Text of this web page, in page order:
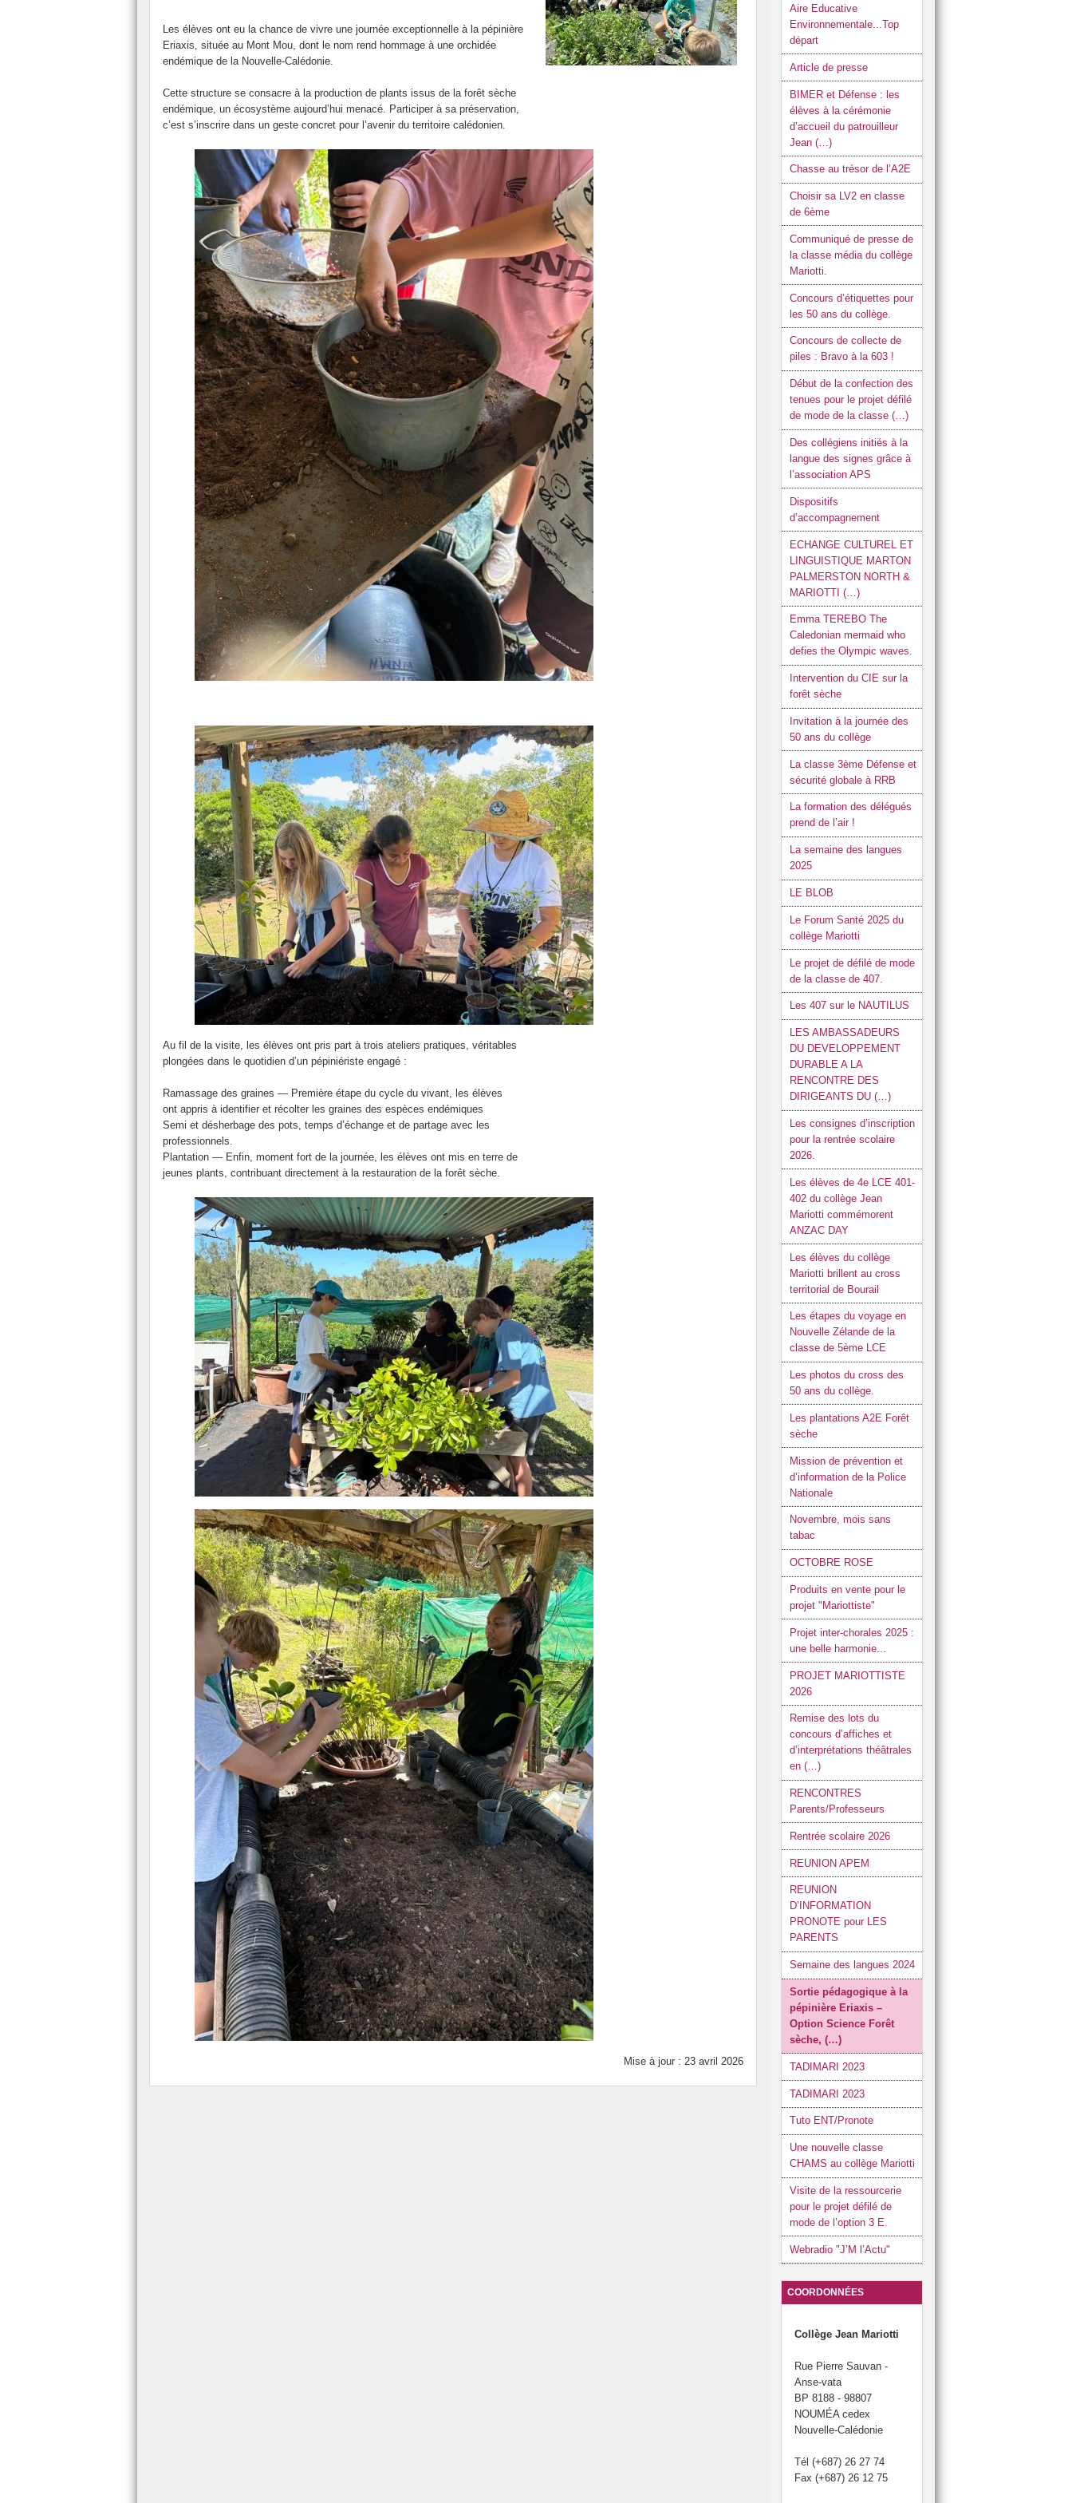
Présentation du secourisme.
L’ASSR
La classe ULIS
L’Assistante Sociale
L’Association Sportive.
Les concours.
La semaine des langues à Mariotti.
Le bal du collège.
Le BIMer.
Le tri des déchets papiers et cartons du collège.
Les ruches du collège Mariotti.
Les journées Jeunesse et Développement Durable (JDD).
Les élèves ont eu la chance de vivre une journée exceptionnelle à la pépinière
Eriaxis, située au Mont Mou, dont le nom rend hommage à une orchidée
endémique de la Nouvelle-Calédonie.
Cette structure se consacre à la production de plants issus de la forêt sèche
endémique, un écosystème aujourd’hui menacé. Participer à sa préservation,
c’est s’inscrire dans un geste concret pour l’avenir du territoire calédonien.
Au fil de la visite, les élèves ont pris part à trois ateliers pratiques, véritables
plongées dans le quotidien d’un pépiniériste engagé :
Ramassage des graines — Première étape du cycle du vivant, les élèves
ont appris à identifier et récolter les graines des espèces endémiques
Semi et désherbage des pots, temps d’échange et de partage avec les
professionnels.
Plantation — Enfin, moment fort de la journée, les élèves ont mis en terre de
jeunes plants, contribuant directement à la restauration de la forêt sèche.
Mise à jour : 23 avril 2026
Aire Educative
Environnementale...Top
départ
Article de presse
BIMER et Défense : les
élèves à la cérémonie
d’accueil du patrouilleur
Jean (…)
Chasse au trésor de l’A2E
Choisir sa LV2 en classe
de 6ème
Communiqué de presse de
la classe média du collège
Mariotti.
Concours d’étiquettes pour
les 50 ans du collège.
Concours de collecte de
piles : Bravo à la 603 !
Début de la confection des
tenues pour le projet défilé
de mode de la classe (…)
Des collégiens initiés à la
langue des signes grâce à
l’association APS
Dispositifs
d’accompagnement
ECHANGE CULTUREL ET
LINGUISTIQUE MARTON
PALMERSTON NORTH &
MARIOTTI (…)
Emma TEREBO The
Caledonian mermaid who
defies the Olympic waves.
Intervention du CIE sur la
forêt sèche
Invitation à la journée des
50 ans du collège
La classe 3ème Défense et
sécurité globale à RRB
La formation des délégués
prend de l’air !
La semaine des langues
2025
LE BLOB
Le Forum Santé 2025 du
collège Mariotti
Le projet de défilé de mode
de la classe de 407.
Les 407 sur le NAUTILUS
LES AMBASSADEURS
DU DEVELOPPEMENT
DURABLE A LA
RENCONTRE DES
DIRIGEANTS DU (…)
Les consignes d’inscription
pour la rentrée scolaire
2026.
Les élèves de 4e LCE 401-
402 du collège Jean
Mariotti commémorent
ANZAC DAY
Les élèves du collège
Mariotti brillent au cross
territorial de Bourail
Les étapes du voyage en
Nouvelle Zélande de la
classe de 5ème LCE
Les photos du cross des
50 ans du collège.
Les plantations A2E Forêt
sèche
Mission de prévention et
d’information de la Police
Nationale
Novembre, mois sans
tabac
OCTOBRE ROSE
Produits en vente pour le
projet "Mariottiste"
Projet inter-chorales 2025 :
une belle harmonie...
PROJET MARIOTTISTE
2026
Remise des lots du
concours d’affiches et
d’interprétations théâtrales
en (…)
RENCONTRES
Parents/Professeurs
Rentrée scolaire 2026
REUNION APEM
REUNION
D’INFORMATION
PRONOTE pour LES
PARENTS
Semaine des langues 2024
Sortie pédagogique à la
pépinière Eriaxis –
Option Science Forêt
sèche, (…)
TADIMARI 2023
TADIMARI 2023
Tuto ENT/Pronote
Une nouvelle classe
CHAMS au collège Mariotti
Visite de la ressourcerie
pour le projet défilé de
mode de l’option 3 E.
Webradio "J’M l’Actu"
COORDONNÉES
Collège Jean Mariotti
Rue Pierre Sauvan -
Anse-vata
BP 8188 - 98807
NOUMÉA cedex
Nouvelle-Calédonie
Tél (+687) 26 27 74
Fax (+687) 26 12 75